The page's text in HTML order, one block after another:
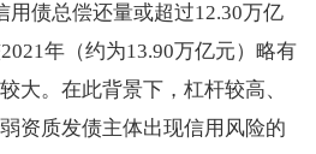
用债总偿还量或超过12.30万亿
年（约为13.90万亿元）略有
大。在此背景下，杠杆较高、
资质发债主体出现信用风险的